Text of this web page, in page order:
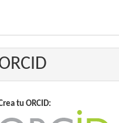
tu ORCID: